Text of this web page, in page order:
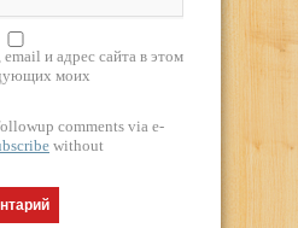
и адрес сайта в этом
моих
comments via e-
without